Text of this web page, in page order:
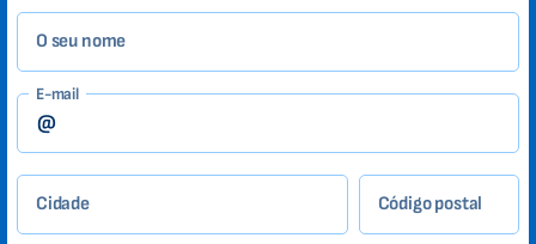
O seu nome
E-mail
Cidade Código postal